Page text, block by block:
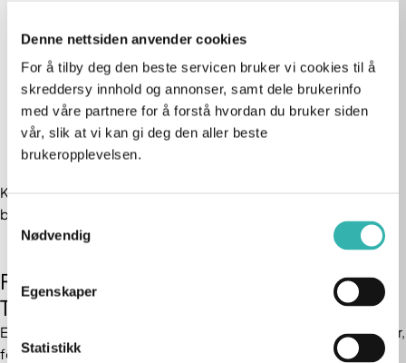
Denne nettsiden anvender cookies
For å tilby deg den beste servicen bruker vi cookies til å
skreddersy innhold og annonser, samt dele brukerinfo
med våre partnere for å forstå hvordan du bruker siden
vår, slik at vi kan gi deg den aller beste
brukeropplevelsen.
Samtykkevalg
Nødvendig
Egenskaper
Statistikk
kr 3 900
I dag ▾
Se flere timer
Kontakt oss på telefon 22 42 49 50 dersom du har særskilte
behov eller trenger mer informasjon.
Fagstoff og videoer fra Oslo
Tannlegesenter
Et komplett tannhelseteam som deler innsikt om behandlinger,
forebygging og god munnhelse – rett i hjertet av Oslo.